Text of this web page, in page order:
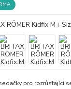
pro rozrůstající